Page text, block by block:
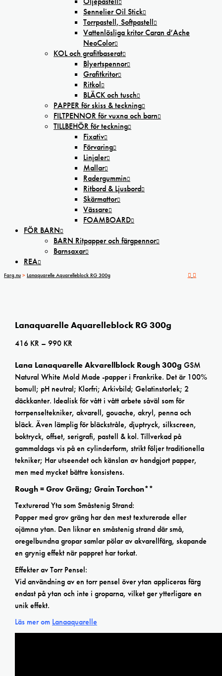
Sennelier Oil Stick
Torrpastell, Softpastell
Vattenlösliga kritor Caran d’Ache
NeoColor
KOL och grafitbaserat
Blyertspennor
Grafitkritor
Ritkol
BLÄCK och tusch
PAPPER för skiss & teckning
FILTPENNOR för vuxna och barn
TILLBEHÖR för teckning
Fixativ
Förvaring
Linjaler
Mallar
Radergummin
Ritbord & Ljusbord
Skärmattor
Vässare
FOAMBOARD
FÖR BARN
BARN Ritpapper och färgpennor
Barnsaxar
REA
Farg.nu > Lanaquarelle Aquarelleblock RG 300g
Lanaquarelle Aquarelleblock RG 300g
416 KR – 990 KR
till
990 kr
Lana Lanaquarelle Akvarellblock Rough 300g GSM
Natural White Mold Made -papper i Frankrike. Det är 100%
bomull; pH neutral; Klorfri; Arkivbild; Gelatinstorlek; 2
däckkanter. Idealisk för vått i vått arbete såväl som för
torrpenseltekniker, akvarell, gouache, akryl, penna och
bläck. Även lämplig för bläckstråle, djuptryck, silkscreen,
boktryck, offset, serigrafi, pastell & kol. Tillverkad på
gammaldags vis på en cylinderform, strikt följer traditionella
tekniker; Har utseendet och känslan av handgjort papper,
men med mycket bättre konsistens.
Rough = Grov Gräng; Grain Torchon**
Texturerad Yta som Småstenig Strand:
Papper med grov gräng har den mest texturerade eller
ojämna ytan. Den liknar en småstenig strand där små,
oregelbundna gropar samlar pölar av akvarellfärg, skapande
en grynig effekt när pappret har torkat.
Effekter av Torr Pensel:
Vid användning av en torr pensel över ytan appliceras färg
endast på ytan och inte i groparna, vilket ger ytterligare en
unik effekt.
Läs mer om Lanaaquarelle